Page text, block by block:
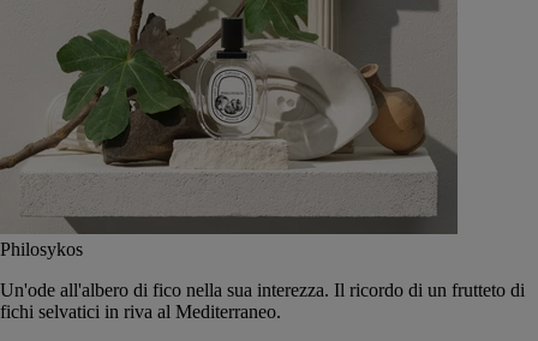
Philosykos
Un'ode all'albero di fico nella sua interezza. Il ricordo di un frutteto di
fichi selvatici in riva al Mediterraneo.